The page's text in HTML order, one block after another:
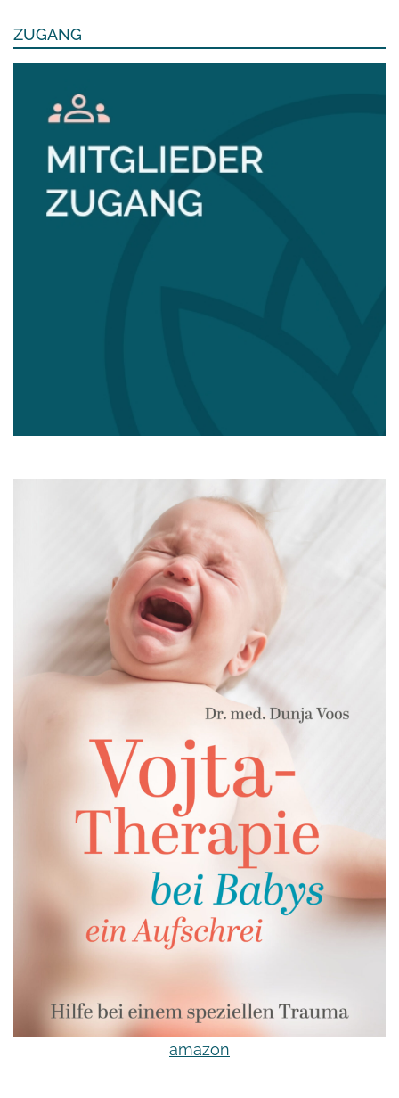
ZUGANG
amazon